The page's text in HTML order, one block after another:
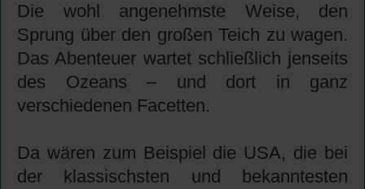
Die wohl angenehmste Weise, den
Sprung über den großen Teich zu wagen.
Das Abenteuer wartet schließlich jenseits
des Ozeans – und dort in ganz
verschiedenen Facetten.
Da wären zum Beispiel die USA, die bei
der klassischsten und bekanntesten